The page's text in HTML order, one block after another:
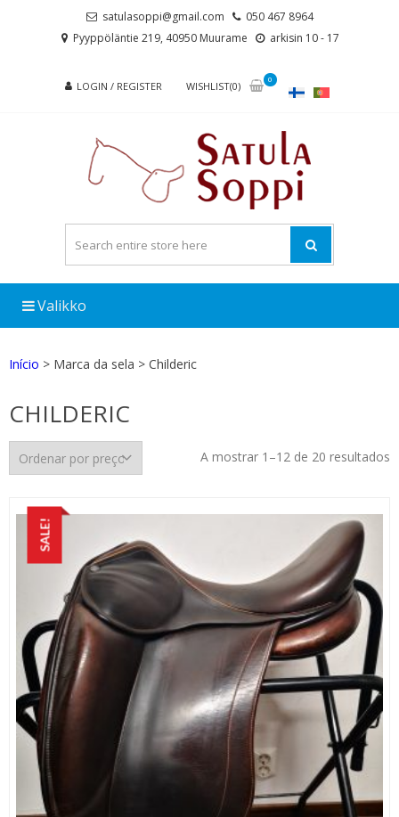
satulasoppi@gmail.com
050 467 8964
Pyyppöläntie 219, 40950 Muurame
arkisin 10 - 17
LOGIN / REGISTER WISHLIST(0)
0
Valikko
Início > Marca da sela > Childeric
CHILDERIC
A mostrar 1–12 de 20 resultados
SALE!